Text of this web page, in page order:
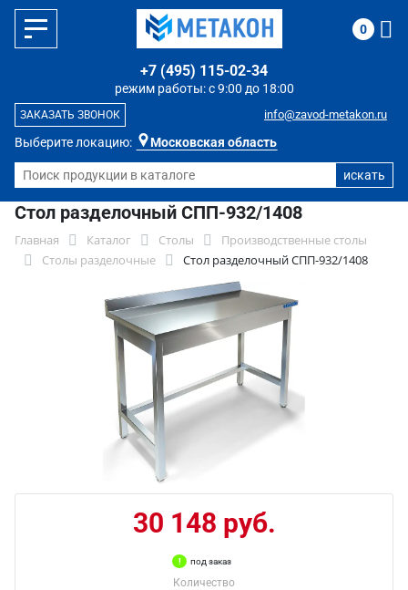
Выберите локацию: Московская область
режим работы: с 9:00 до 18:00
+7 (495) 115-02-34
info@zavod-metakon.ru
ЗАКАЗАТЬ ЗВОНОК
0
Стол разделочный СПП-932/1408
Главная Каталог Столы
Производственные столы
Столы разделочные
Стол разделочный СПП-932/1408
30 148 руб.
под заказ
Количество